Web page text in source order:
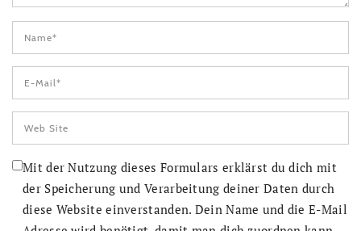
Mit der Nutzung dieses Formulars erklärst du dich mit
der Speicherung und Verarbeitung deiner Daten durch
diese Website einverstanden. Dein Name und die E-Mail